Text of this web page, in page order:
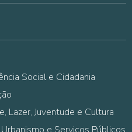
Social e Cidadania
Lazer, Juventude e Cultura